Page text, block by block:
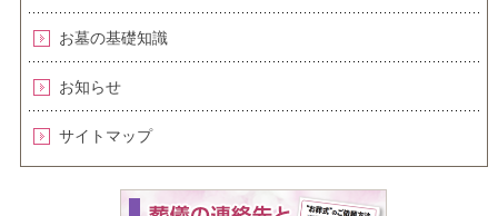
お墓の基礎知識
お知らせ
サイトマップ